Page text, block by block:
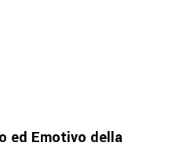
ed Emotivo della